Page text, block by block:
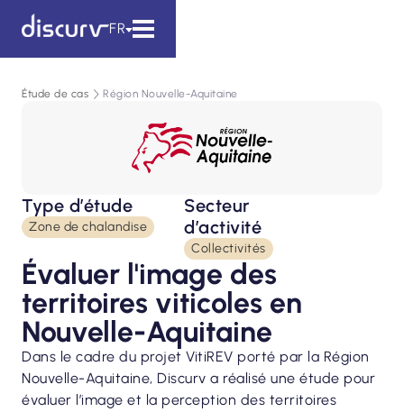
FR
Étude de cas Région Nouvelle-Aquitaine
Évaluer l'image des
territoires viticoles en
Nouvelle-Aquitaine
Dans le cadre du projet VitiREV porté par la Région
Nouvelle-Aquitaine, Discurv a réalisé une étude pour
évaluer l’image et la perception des territoires
Type d’étude
Zone de chalandise
Secteur
d’activité
Collectivités